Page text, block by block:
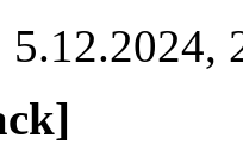
5.12.2024,